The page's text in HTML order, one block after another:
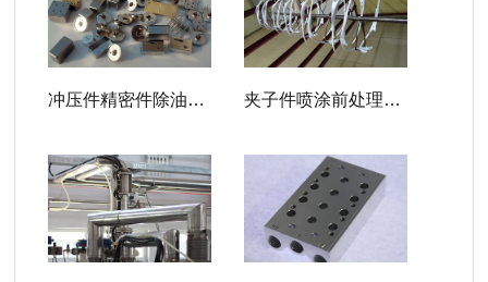
冲压件精密件除油脱脂 夹子件喷涂前处理除油